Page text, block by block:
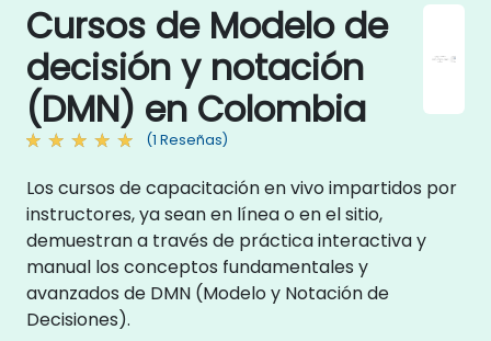
Cursos de Modelo de
decisión y notación
(DMN) en Colombia
(1 Reseñas)
Los cursos de capacitación en vivo impartidos por
instructores, ya sean en línea o en el sitio,
demuestran a través de práctica interactiva y
manual los conceptos fundamentales y
avanzados de DMN (Modelo y Notación de
Decisiones).